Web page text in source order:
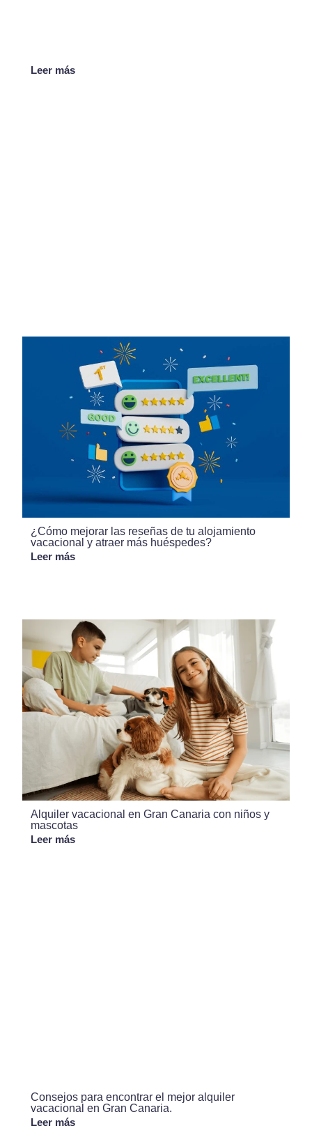
Leer más
¿Cómo mejorar las reseñas de tu alojamiento
vacacional y atraer más huéspedes?
Leer más
Alquiler vacacional en Gran Canaria con niños y
mascotas
Leer más
Consejos para encontrar el mejor alquiler
vacacional en Gran Canaria.
Leer más